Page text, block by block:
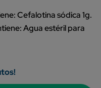
Cefalotina sódica 1g.
Agua estéril para